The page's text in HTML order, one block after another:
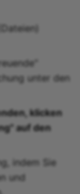
unter den
klicken
auf den
indem Sie
und